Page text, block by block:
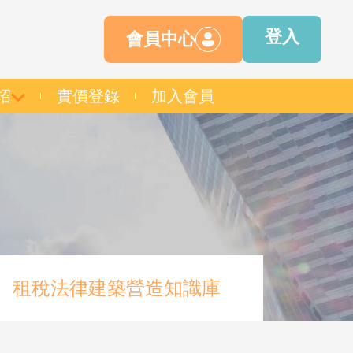
會員中心 登入
實價登錄 加入會員
租稅法律建築營造知識庫